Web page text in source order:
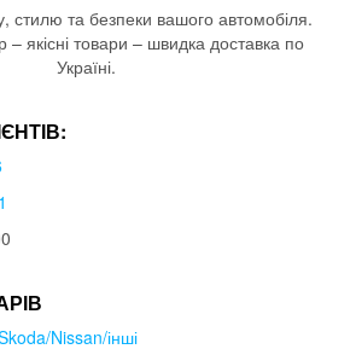
стилю та безпеки вашого автомобіля.
– якісні товари – швидка доставка по
Україні.
Nissan/інші